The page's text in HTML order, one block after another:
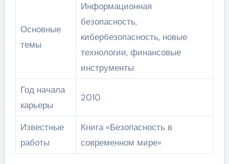
Основные
темы
Информационная
безопасность,
кибербезопасность, новые
технологии, финансовые
инструменты
Год начала
карьеры
2010
Известные
работы
Книга «Безопасность в
современном мире»